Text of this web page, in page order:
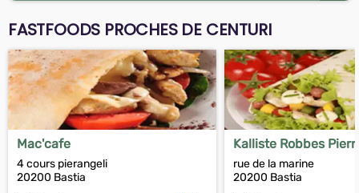
FASTFOODS PROCHES DE CENTURI
Mac'cafe
4 cours pierangeli
20200 Bastia
Kalliste Robbes
rue de la marine
20200 Bastia